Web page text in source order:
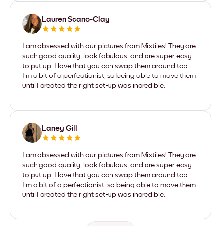
Lauren Scano-Clay
I am obsessed with our pictures from Mixtiles! They are
such good quality, look fabulous, and are super easy
to put up. I love that you can swap them around too.
I'm a bit of a perfectionist, so being able to move them
until I created the right set-up was incredible.
Laney Gill
I am obsessed with our pictures from Mixtiles! They are
such good quality, look fabulous, and are super easy
to put up. I love that you can swap them around too.
I'm a bit of a perfectionist, so being able to move them
until I created the right set-up was incredible.